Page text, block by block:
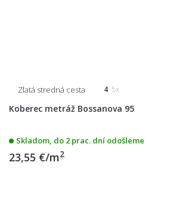
Zlatá stredná cesta 4 5x
Koberec metráž Bossanova 95
Skladom, do 2 prac. dní odošleme
23,55 €/m2